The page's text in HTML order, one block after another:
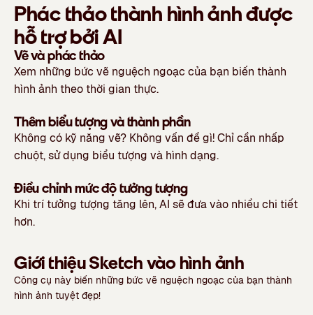
Phác thảo thành hình ảnh được
hỗ trợ bởi AI
Vẽ và phác thảo
Xem những bức vẽ nguệch ngoạc của bạn biến thành
hình ảnh theo thời gian thực.
Thêm biểu tượng và thành phần
Không có kỹ năng vẽ? Không vấn đề gì! Chỉ cần nhấp
chuột, sử dụng biểu tượng và hình dạng.
Điều chỉnh mức độ tưởng tượng
Khi trí tưởng tượng tăng lên, AI sẽ đưa vào nhiều chi tiết
hơn.
Giới thiệu Sketch vào hình ảnh
Công cụ này biến những bức vẽ nguệch ngoạc của bạn thành
hình ảnh tuyệt đẹp!